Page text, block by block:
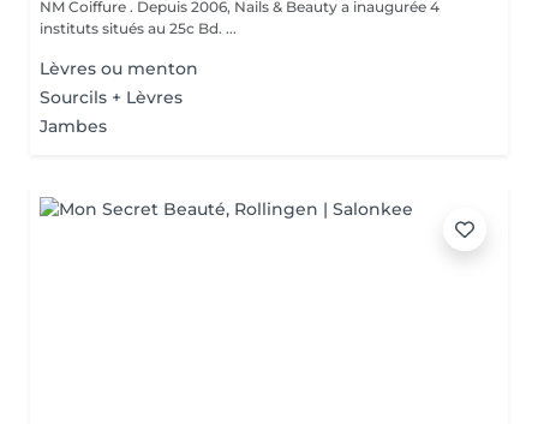
NM Coiffure . Depuis 2006, Nails & Beauty a inaugurée 4
instituts situés au 25c Bd. ...
Lèvres ou menton
Sourcils + Lèvres
Jambes